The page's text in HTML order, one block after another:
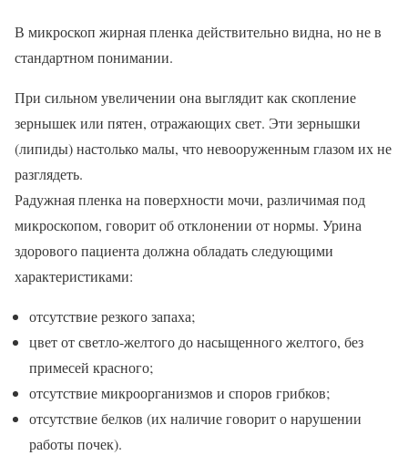
В микроскоп жирная пленка действительно видна, но не в
стандартном понимании.
При сильном увеличении она выглядит как скопление
зернышек или пятен, отражающих свет. Эти зернышки
(липиды) настолько малы, что невооруженным глазом их не
разглядеть.
Радужная пленка на поверхности мочи, различимая под
микроскопом, говорит об отклонении от нормы. Урина
здорового пациента должна обладать следующими
характеристиками:
отсутствие резкого запаха;
цвет от светло-желтого до насыщенного желтого, без
примесей красного;
отсутствие микроорганизмов и споров грибков;
отсутствие белков (их наличие говорит о нарушении
работы почек).